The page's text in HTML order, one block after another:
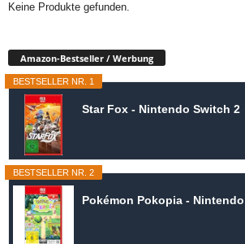
Keine Produkte gefunden.
Amazon-Bestseller / Werbung
BESTSELLER NR. 1
Star Fox - Nintendo Switch 2
BESTSELLER NR. 2
Pokémon Pokopia -